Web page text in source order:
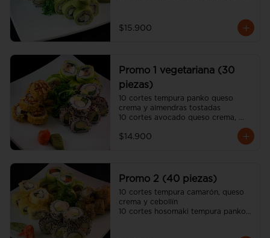
kanikama, queso crema y palta
(incluye 2 salsa soya y una salsa
$15.900
Promo 1 vegetariana (30
piezas)
10 cortes tempura panko queso
crema y almendras tostadas
10 cortes avocado queso crema,
10 cortes california sésamo palmito,
$14.900
Promo 2 (40 piezas)
10 cortes tempura camarón, queso
crema y cebollín
10 cortes hosomaki tempura panko